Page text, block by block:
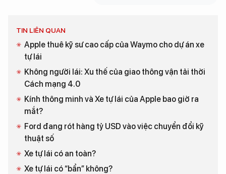
TIN LIÊN QUAN
Apple thuê kỹ sư cao cấp của Waymo cho dự án xe
tự lái
Không người lái: Xu thế của giao thông vận tải thời
Cách mạng 4.0
Kính thông minh và Xe tự lái của Apple bao giờ ra
mắt?
Ford đang rót hàng tỷ USD vào việc chuyển đổi kỹ
thuật số
Xe tự lái có an toàn?
Xe tự lái có “bẩn” không?